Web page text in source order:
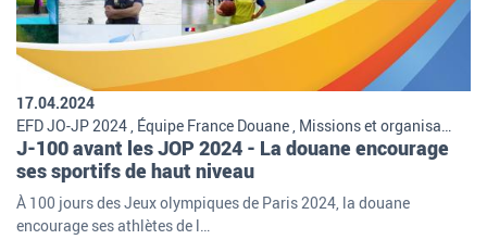
17.04.2024
J-100 avant les JOP 2024 - La douane encourage
ses sportifs de haut niveau
À 100 jours des Jeux olympiques de Paris 2024, la douane
encourage ses athlètes de l…